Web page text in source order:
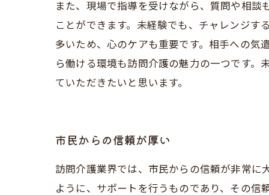
また、現場で指導を受けながら、質問や相
ことができます。未経験でも、チャレンジ
多いため、心のケアも重要です。相手への気
ら働ける環境も訪問介護の魅力の一つです。
ていただきたいと思います。
市民からの信頼が厚い
訪問介護業界では、市民からの信頼が非常に
ように、サポートを行うものであり、その